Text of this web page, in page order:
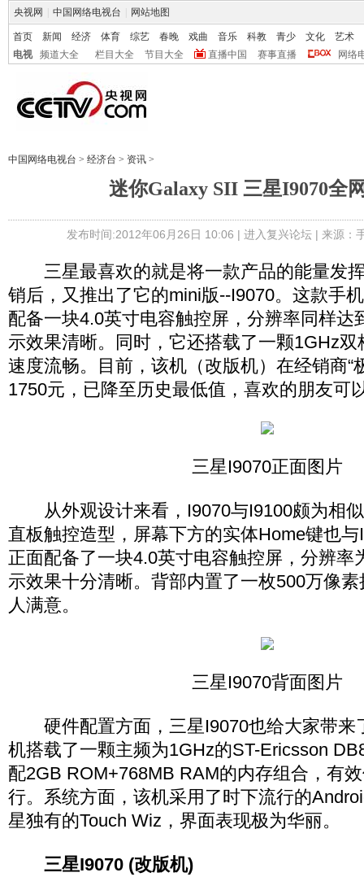
央视网 中国网络电视台 网站地图
首页 新闻 经济 体育 综艺 春晚 戏曲 音乐 科教 青少 文化
艺术
电视
频道大全 栏目大全 节目大全 直播中国 赛事直播 网络
中国网络电视台 > 经济台 > 资讯 >
迷你Galaxy SII 三星I9070全
发布时间:2012年06月26日 10:06 | 进入复兴论坛| 来源：
三星最喜欢的就是将一款产品的能量发
销后，又推出了它的mini版--I9070。这款手
配备一块4.0英寸电容触控屏，分辨率同样达
示效果清晰。同时，它还搭载了一颗1GHz
速度流畅。目前，该机（改版机）在经销商“
1750元，已降至历史最低值，喜欢的朋友可
三星I9070正面图片
从外观设计来看，I9070与I9100颇为相似
直板触控造型，屏幕下方的实体Home键也
正面配备了一块4.0英寸电容触控屏，分辨率
示效果十分清晰。背部内置了一枚500万像
人满意。
三星I9070背面图片
硬件配置方面，三星I9070也给大家带来
机搭载了一颗主频为1GHz的ST-Ericsson
配2GB ROM+768MB RAM的内存组合，有
行。系统方面，该机采用了时下流行的
星独有的Touch Wiz，界面表现极为华丽。
三星I9070 (改版机)